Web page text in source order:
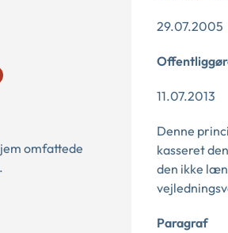
omfattede
29.07.2005
11.07.2013
Denne
kasseret
den ikke
Paragraf